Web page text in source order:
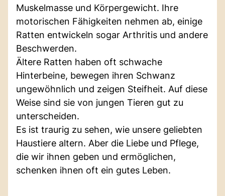
Muskelmasse und Körpergewicht. Ihre
motorischen Fähigkeiten nehmen ab, einige
Ratten entwickeln sogar Arthritis und andere
Beschwerden.
Ältere Ratten haben oft schwache
Hinterbeine, bewegen ihren Schwanz
ungewöhnlich und zeigen Steifheit. Auf diese
Weise sind sie von jungen Tieren gut zu
unterscheiden.
Es ist traurig zu sehen, wie unsere geliebten
Haustiere altern. Aber die Liebe und Pflege,
die wir ihnen geben und ermöglichen,
schenken ihnen oft ein gutes Leben.